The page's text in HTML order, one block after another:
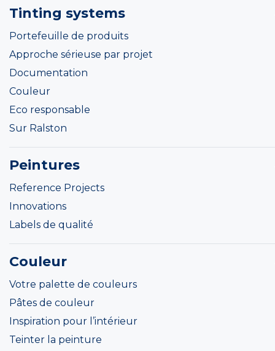
Tinting systems
Portefeuille de produits
Approche sérieuse par projet
Documentation
Couleur
Eco responsable
Sur Ralston
Peintures
Reference Projects
Innovations
Labels de qualité
Couleur
Votre palette de couleurs
Pâtes de couleur
Inspiration pour l’intérieur
Teinter la peinture